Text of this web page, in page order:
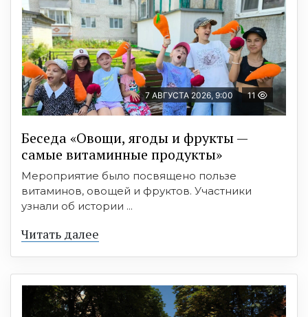
7 АВГУСТА 2026, 9:00 11
Беседа «Овощи, ягоды и фрукты —
самые витаминные продукты»
Мероприятие было посвящено пользе
витаминов, овощей и фруктов. Участники
узнали об истории ...
Читать далее